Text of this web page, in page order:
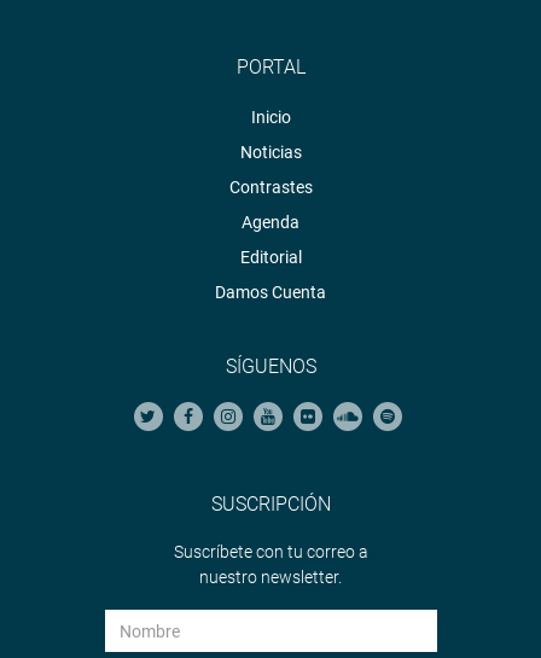
PORTAL
Inicio
Noticias
Contrastes
Agenda
Editorial
Damos Cuenta
SÍGUENOS
SUSCRIPCIÓN
Suscríbete con tu correo a
nuestro newsletter.